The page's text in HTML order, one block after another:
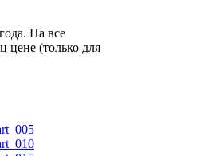
На все
цене (только для